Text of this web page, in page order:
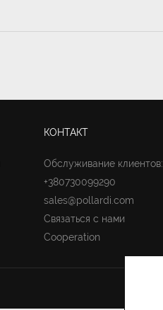
КОНТАКТ
Обслуживание клиентов:
+380730099290
sales@pollardi.com
Связаться с нами
Cooperation